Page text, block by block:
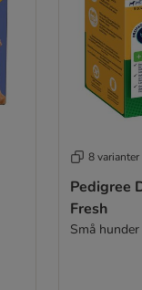
8 varianter
Pedigree
Fresh
Små